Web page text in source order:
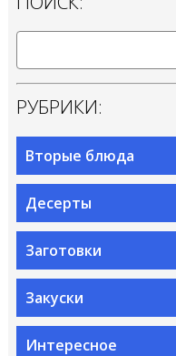
РУБРИКИ:
Вторые блюда
Десерты
Заготовки
Закуски
Интересное